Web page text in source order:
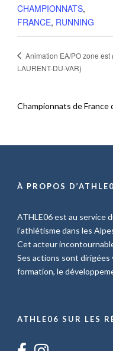
CHAMPIONNATS,
FRANCE, RUNNING
Animation EA/PO zone est
LAURENT-DU-VAR)
Championnats de France
À PROPOS
ATHLE06 est au service
l’athlétisme dans les
Cet acteur
Ses actions sont dirigées
formation, le
ATHLE06 SUR LES